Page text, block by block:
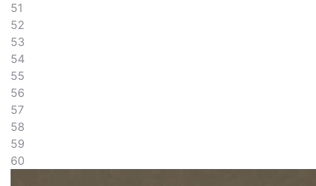
51
52
53
54
55
56
57
58
59
60